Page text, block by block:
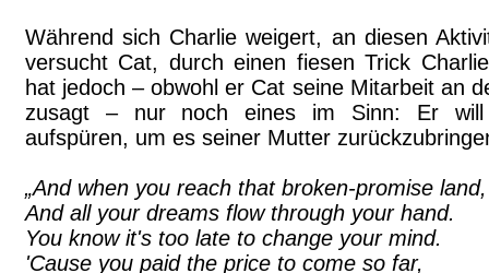
Während sich Charlie weigert, an diesen
versucht Cat, durch einen fiesen Trick
hat jedoch – obwohl er Cat seine Mitarbeit an
zusagt – nur noch eines im Sinn: Er will
aufspüren, um es seiner Mutter
„And when you reach that broken-promise land,
And all your dreams flow through your hand.
You know it's too late to change your mind.
'Cause you paid the price to come so far,